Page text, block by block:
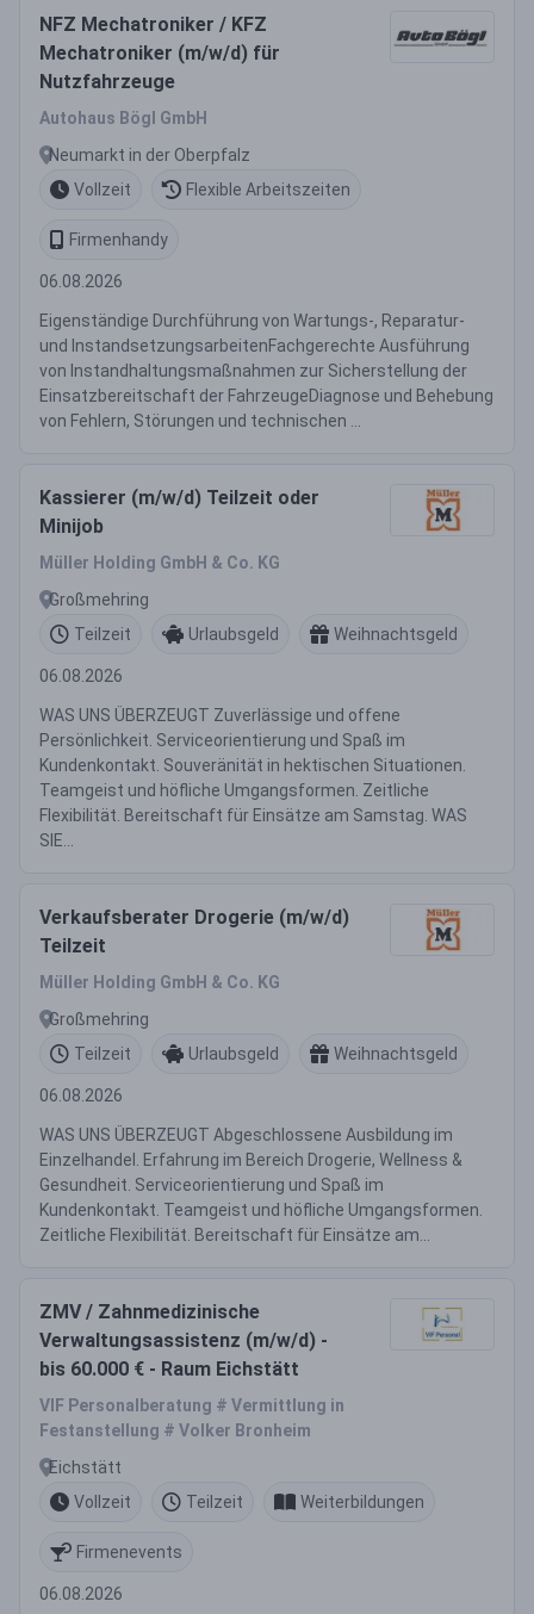
NFZ Mechatroniker / KFZ
Mechatroniker (m/w/d) für
Nutzfahrzeuge
Autohaus Bögl GmbH
Neumarkt in der Oberpfalz
Vollzeit
Flexible Arbeitszeiten
Firmenhandy
06.08.2026
Eigenständige Durchführung von Wartungs-, Reparatur-
und InstandsetzungsarbeitenFachgerechte Ausführung
von Instandhaltungsmaßnahmen zur Sicherstellung der
Einsatzbereitschaft der FahrzeugeDiagnose und Behebung
von Fehlern, Störungen und technischen ...
Kassierer (m/w/d) Teilzeit oder
Minijob
Müller Holding GmbH & Co. KG
Großmehring
Teilzeit
Urlaubsgeld Weihnachtsgeld
06.08.2026
WAS UNS ÜBERZEUGT Zuverlässige und offene
Persönlichkeit. Serviceorientierung und Spaß im
Kundenkontakt. Souveränität in hektischen Situationen.
Teamgeist und höfliche Umgangsformen. Zeitliche
Flexibilität. Bereitschaft für Einsätze am Samstag. WAS
SIE...
Verkaufsberater Drogerie (m/w/d)
Teilzeit
Müller Holding GmbH & Co. KG
Großmehring
Teilzeit
Urlaubsgeld Weihnachtsgeld
06.08.2026
WAS UNS ÜBERZEUGT Abgeschlossene Ausbildung im
Einzelhandel. Erfahrung im Bereich Drogerie, Wellness &
Gesundheit. Serviceorientierung und Spaß im
Kundenkontakt. Teamgeist und höfliche Umgangsformen.
Zeitliche Flexibilität. Bereitschaft für Einsätze am...
ZMV / Zahnmedizinische
Verwaltungsassistenz (m/w/d) -
bis 60.000 € - Raum Eichstätt
VIF Personalberatung # Vermittlung in
Festanstellung # Volker Bronheim
Eichstätt
Vollzeit
Teilzeit Weiterbildungen
Firmenevents
06.08.2026